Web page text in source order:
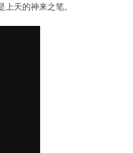
天的神来之笔。